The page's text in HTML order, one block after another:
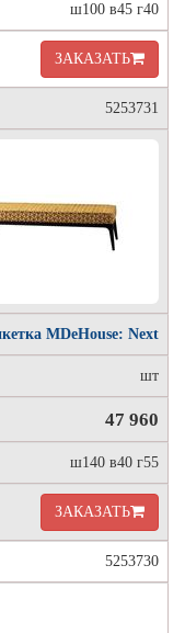
ш100 в45 г40
ЗАКАЗАТЬ
5253731
MDeHouse: Next
шт
47 960
ш140 в40 г55
ЗАКАЗАТЬ
5253730